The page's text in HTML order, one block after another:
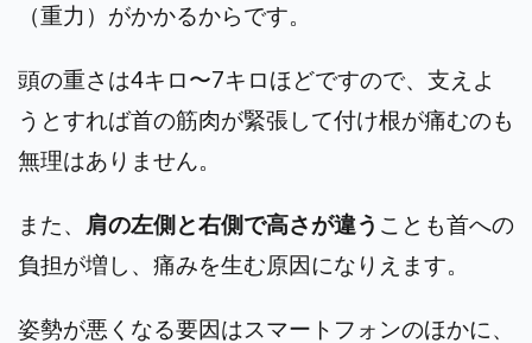
（重力）がかかるからです。
頭の重さは4キロ〜7キロほどですので、支えよ
うとすれば首の筋肉が緊張して付け根が痛むのも
無理はありません。
また、 肩の左側と右側で高さが違う ことも首への
負担が増し、痛みを生む原因になりえます。
姿勢が悪くなる要因はスマートフォンのほかに、